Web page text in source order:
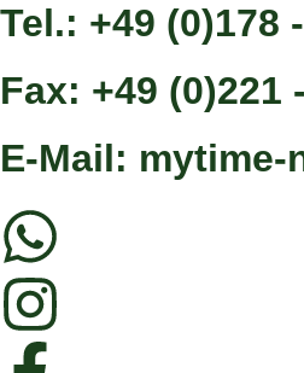
Tel.: +49 (0)178
Fax: +49 (0)221
E-Mail: mytime-